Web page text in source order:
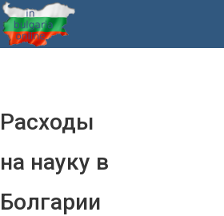
Расходы
на науку в
Болгарии